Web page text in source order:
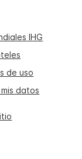
IHG
de uso
datos